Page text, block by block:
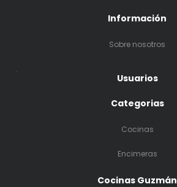
Información
Sobre nosotros
.
Usuarios
Categorias
Cocinas
Encimeras
Cocinas Guzmán